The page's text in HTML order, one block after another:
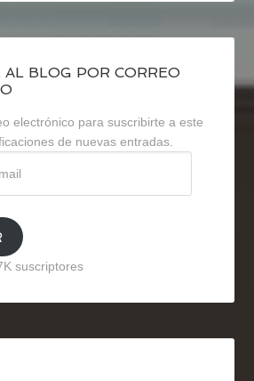
AL BLOG POR CORREO
electrónico para suscribirte a este
de nuevas entradas.
suscriptores